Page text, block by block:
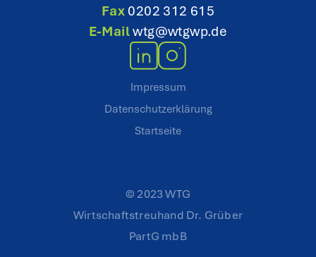
Fax 0202 312 615
E-Mailwtg@wtgwp.de
Impressum
Datenschutzerklärung
Startseite
© 2023 WTG
Wirtschaftstreuhand Dr. Grüber
PartG mbB